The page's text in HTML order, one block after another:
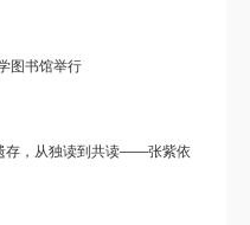
图书馆举行
存，从独读到共读——张紫依